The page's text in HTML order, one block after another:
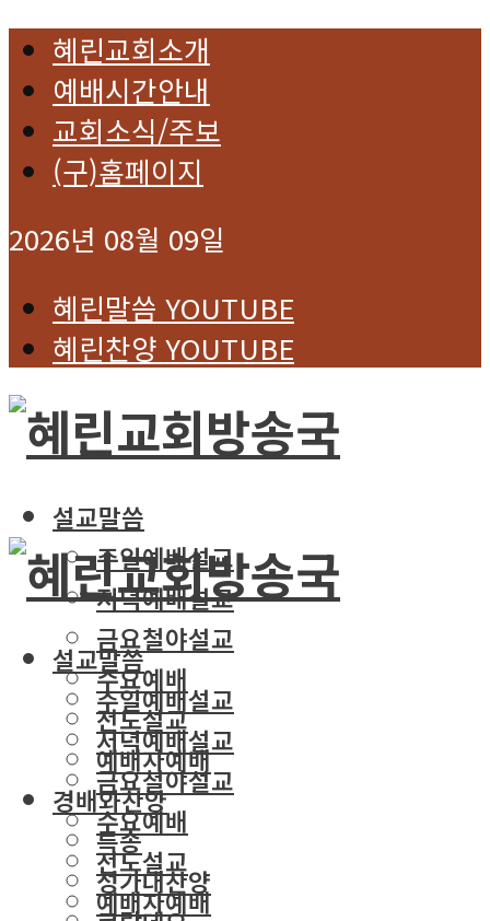
혜린교회소개
예배시간안내
교회소식/주보
(구)홈페이지
2026년 08월 09일
혜린말씀 YOUTUBE
혜린찬양 YOUTUBE
설교말씀
주일예배설교
저녁예배설교
금요철야설교
수요예배
전도설교
예배자예배
경배와찬양
특송
성가대찬양
설교말씀
주일예배설교
저녁예배설교
금요철야설교
수요예배
전도설교
예배자예배